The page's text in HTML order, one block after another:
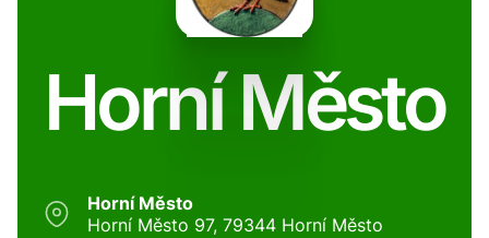
Horní Město
Horní Město
Horní Město 97, 79344 Horní Město